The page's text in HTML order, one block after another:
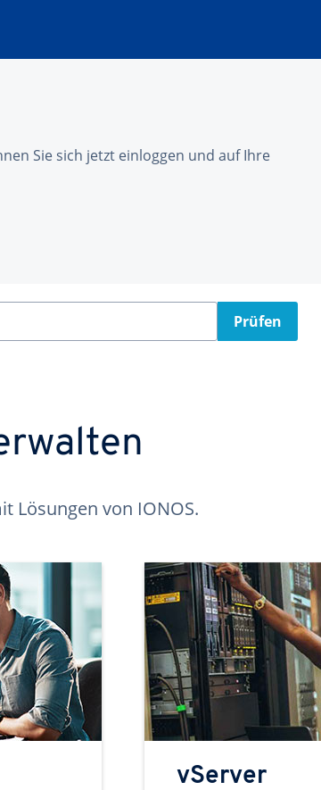
Sie sich jetzt einloggen und auf Ihre
Prüfen
Lösungen von IONOS.
vServer